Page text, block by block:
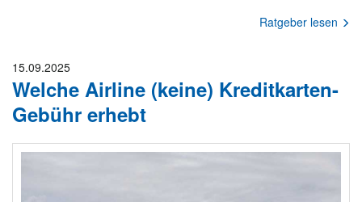
Ratgeber lesen
15.09.2025
Welche Airline (keine) Kreditkarten-
Gebühr erhebt